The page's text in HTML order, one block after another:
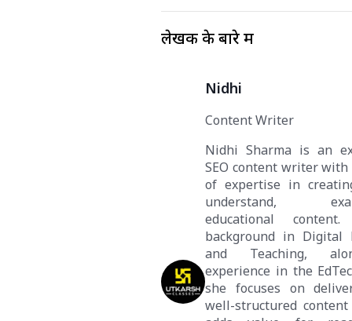
लेखक के बारे में
Nidhi
Content Writer
Nidhi Sharma is an
SEO content writer with
of expertise in
understand,
educational
background in Digital
and Teaching,
experience in the
she focuses on
well-structured